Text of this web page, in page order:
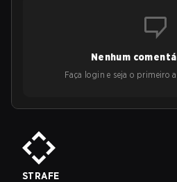
Nenhum
Faça login e seja o primeiro
STRAFE